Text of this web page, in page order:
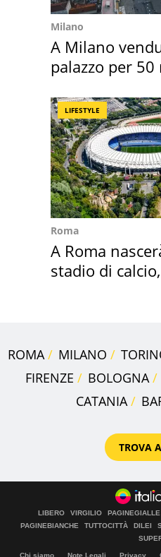
Milano
A Milano
palazzo per
LIFESTYLE
Roma
A Roma
stadio di
ROMA MILANO
FIRENZE
BOLOGNA
CATANIA
TROVA
LIBERO VIRGILIO PAGINEGIALLE
PAGINEBIANCHE
TUTTOCITTÀ DILEI
Chi siamo Note Legali Privacy